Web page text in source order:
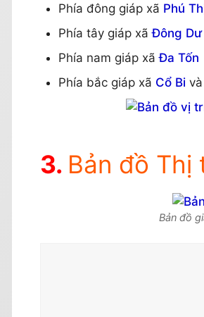
Phía đông giáp xã Phú
Phía tây giáp xãĐông Dư
Phía nam giáp xãĐa Tốn
Phía bắc giáp xã Cổ Bi
Bản đồ Thị
Bản đồ